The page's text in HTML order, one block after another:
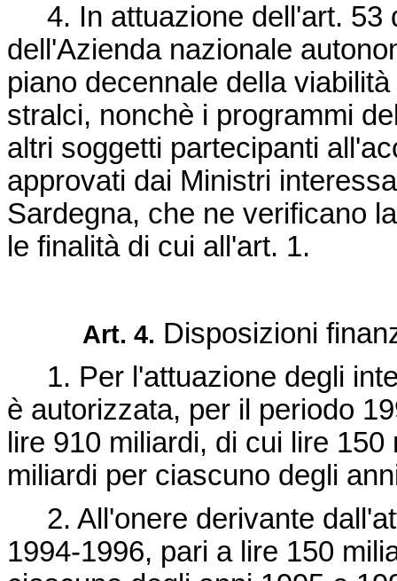
4. In attuazione dell'art. 53
dell'Azienda nazionale
piano decennale della
stralci, nonchè i programmi
altri soggetti partecipanti
approvati dai Ministri
Sardegna, che ne verificano
le finalità di cui all'art. 1.
Art. 4. Disposizioni
1. Per l'attuazione degli
è autorizzata, per il periodo
lire 910 miliardi, di cui lire
miliardi per ciascuno degli
2. All'onere derivante
1994-1996, pari a lire 150